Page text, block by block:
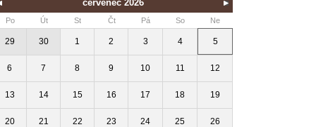
červenec 2026
Po Út St Čt Pá So Ne
29 30 1 2 3 4 5
6 7 8 9 10 11 12
13 14 15 16 17 18 19
20 21 22 23 24 25 26